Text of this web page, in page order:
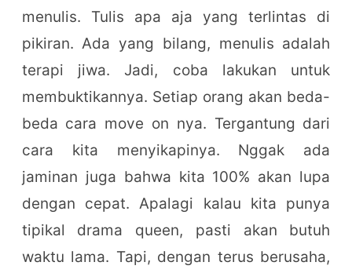
menulis. Tulis apa aja yang terlintas di
pikiran. Ada yang bilang, menulis adalah
terapi jiwa. Jadi, coba lakukan untuk
membuktikannya. Setiap orang akan beda-
beda cara move on nya. Tergantung dari
cara kita menyikapinya. Nggak ada
jaminan juga bahwa kita 100% akan lupa
dengan cepat. Apalagi kalau kita punya
tipikal drama queen, pasti akan butuh
waktu lama. Tapi, dengan terus berusaha,